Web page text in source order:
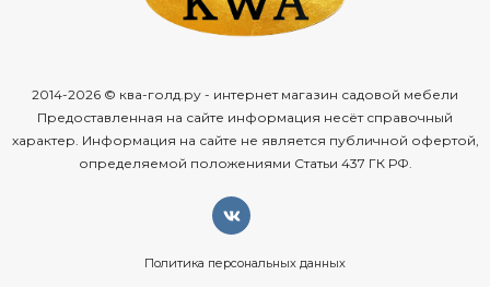
2014-2026 © ква-голд.ру - интернет магазин садовой мебели
Предоставленная на сайте информация несёт справочный
характер. Информация на сайте не является публичной офертой,
определяемой положениями Статьи 437 ГК РФ.
Политика персональных данных